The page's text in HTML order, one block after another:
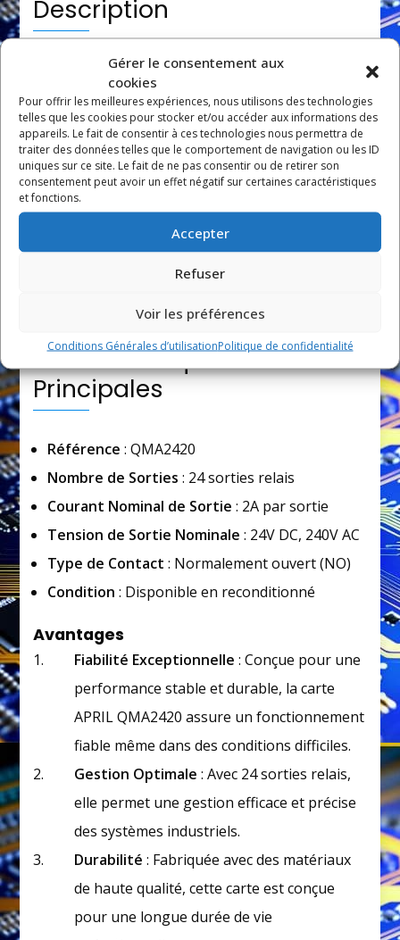
Gérer le consentement aux
cookies
Pour offrir les meilleures expériences, nous utilisons des technologies
telles que les cookies pour stocker et/ou accéder aux informations des
appareils. Le fait de consentir à ces technologies nous permettra de
traiter des données telles que le comportement de navigation ou les ID
uniques sur ce site. Le fait de ne pas consentir ou de retirer son
consentement peut avoir un effet négatif sur certaines caractéristiques
et fonctions.
Accepter
Refuser
Voir les préférences
Conditions Générales d’utilisationPolitique de confidentialité
Description
La carte APRIL
QMA2420
Carte de sortie relais robuste et fiable,
spécialement conçue pour les environnements
industriels exigeants. Avec ses 24 sorties relais de
Caractéristiques
Principales
Référence : QMA2420
Nombre de Sorties : 24 sorties relais
Courant Nominal de Sortie : 2A par sortie
Tension de Sortie Nominale : 24V DC, 240V AC
Type de Contact : Normalement ouvert (NO)
Condition : Disponible en reconditionné
Avantages
Fiabilité Exceptionnelle : Conçue pour une
performance stable et durable, la carte
APRIL QMA2420 assure un fonctionnement
fiable même dans des conditions difficiles.
Gestion Optimale : Avec 24 sorties relais,
elle permet une gestion efficace et précise
des systèmes industriels.
Durabilité : Fabriquée avec des matériaux
de haute qualité, cette carte est conçue
pour une longue durée de vie